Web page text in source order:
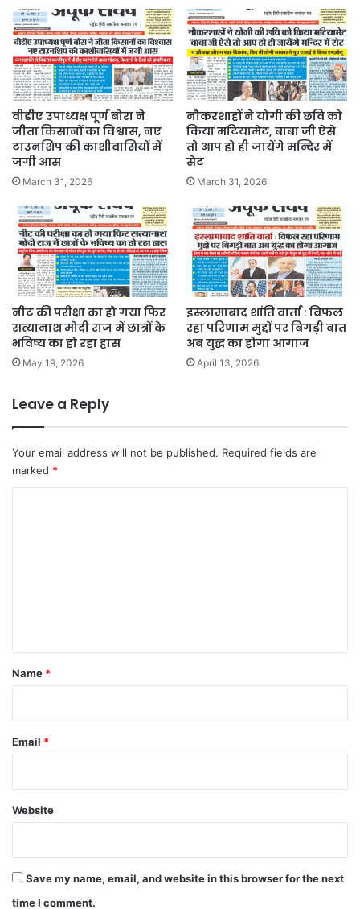
वीडीए उपाध्यक्ष पूर्ण बोरा ने
जीता किसानों का विश्वास, नए
टाउनशिप की काशीवासियों में
जगी आस
March 31, 2026
नौकरशाहों ने योगी की छवि को
किया मटियामेट, बाबा जी ऐसे
तो आप हो ही जायेंगे मन्दिर में
सेट
March 31, 2026
नीट की परीक्षा का हो गया फिर
सत्यानाश मोदी राज में छात्रों के
भविष्य का हो रहा ह्रास
May 19, 2026
इस्लामाबाद शांति वार्ता : विफल
रहा परिणाम मुद्दों पर बिगड़ी बात
अब युद्ध का होगा आगाज
April 13, 2026
Leave a Reply
Your email address will not be published. Required fields are
marked *
*
Name *
Email *
Website
Save my name, email, and website in this browser for the next
time I comment.